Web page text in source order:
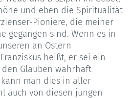
und eben die Spiritualität
Pioniere, die meiner
gegangen sind. Wenn es in
an Ostern
heißt, er sei ein
Glauben wahrhaft
man dies in aller
auch von diesen jungen